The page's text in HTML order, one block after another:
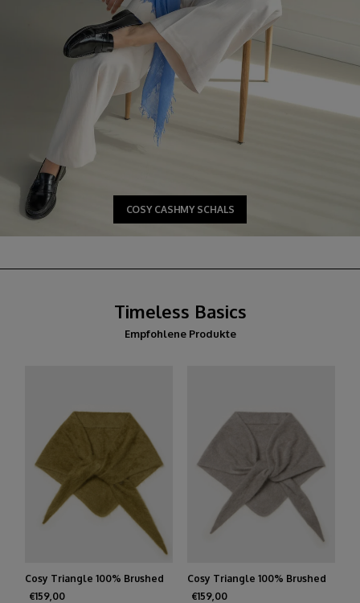
COSY CASHMY SCHALS
Timeless Basics
Empfohlene Produkte
Cosy Triangle 100% Brushed
Cashmere Olive
€159,00
Schal Cosy Chic Stripes Dark
Burgundy - Soft Taupe
€94,95